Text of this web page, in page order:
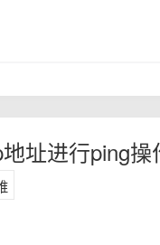
址进行ping